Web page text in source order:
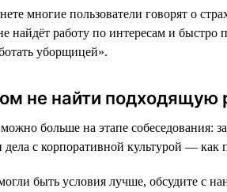
многие пользователи говорят о
найдёт работу по интересам и
уборщицей».
не найти подходящую
больше на этапе
с корпоративной культурой —
быть условия лучше, обсудите